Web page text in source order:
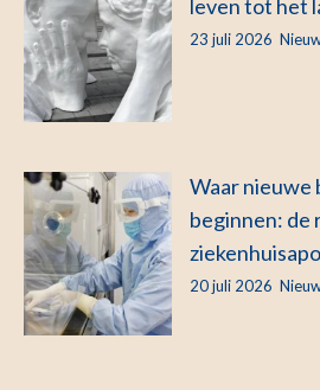
leven tot het
23 juli 2026
Waar nieuwe
beginnen: de
20 juli 2026